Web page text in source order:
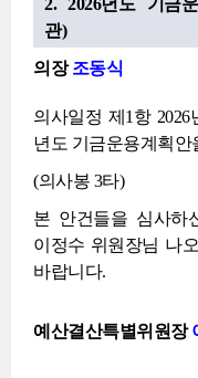
2. 2026년도 기금
관)
의장조동식
의사일정 제1항
년도 기금운용계획안
(의사봉 3타)
본 안건들을 심사하
이정수 위원장님 나
바랍니다.
예산결산특별위원장